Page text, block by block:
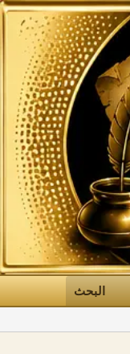
البحث